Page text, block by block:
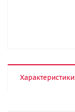
Характеристики